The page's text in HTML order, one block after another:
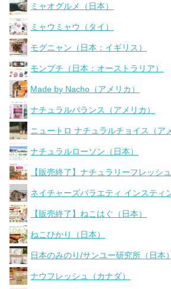
ミャオグルメ（日本）
ミャウミャウ（タイ）
モグニャン（日本：イギリス）
モンプチ（日本：オーストラリア）
Made by Nacho（アメリカ）
ナチュラルバランス（アメリカ）
ニュートロ ナチュラルチョイス（ア
ナチュラルローソン（日本）
【販売終了】ナチュラリーフレッシ
ネイチャーズバラエティ インスティ
【販売終了】ねこはぐ（日本）
ねこひかり（日本）
日本のみのり/サンユー研究所（日本）
ナウフレッシュ（カナダ）